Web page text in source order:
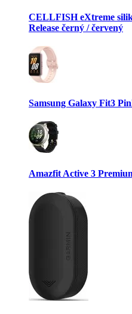
CELLFISH eXtreme
Release černý / červený
Samsung Galaxy Fit3
Amazfit Active 3